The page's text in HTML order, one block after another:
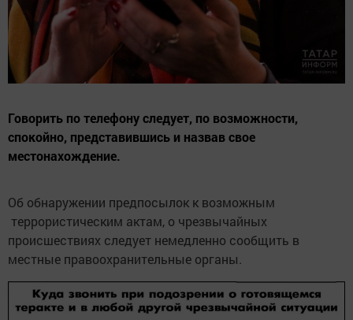
Говорить по телефону следует, по возможности,
спокойно, представившись и назвав свое
местонахождение.
Об обнаружении предпосылок к возможным
террористическим актам, о чрезвычайных
происшествиях следует немедленно сообщить в
местные правоохранительные органы.